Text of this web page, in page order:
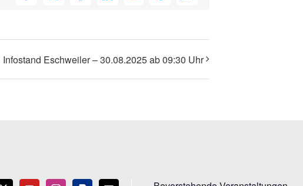
Infostand Eschweiler – 30.08.2025 ab 09:30 Uhr